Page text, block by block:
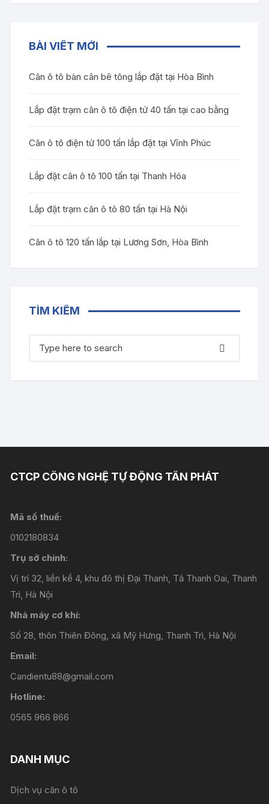
BÀI VIẾT MỚI
Cân ô tô bàn cân bê tông lắp đặt tại Hòa Bình
Lắp đặt trạm cân ô tô điện tử 40 tấn tại cao bằng
Cân ô tô điện tử 100 tấn lắp đặt tại Vĩnh Phúc
Lắp đặt cân ô tô 100 tấn tại Thanh Hóa
Lắp đặt trạm cân ô tô 80 tấn tại Hà Nội
Cân ô tô 120 tấn lắp tại Lương Sơn, Hòa Bình
TÌM KIẾM
kiếm:
CTCP CÔNG NGHỆ TỰ ĐỘNG TÂN PHÁT
Mã số thuế:
0102180834
Trụ sở chính:
Vị trí 32, liền kề 4, khu đô thị Đại Thanh, Tả Thanh Oai, Thanh
Trì, Hà Nội
Nhà máy cơ khí:
Số 28, thôn Thiên Đông, xã Mỹ Hưng, Thanh Trì, Hà Nội
Email:
Candientu88@gmail.com
Hotline:
0565 966 866
DANH MỤC
Dịch vụ cân ô tô